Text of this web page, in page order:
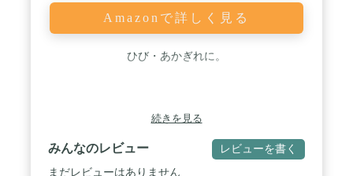
Amazonで詳しく見る
ひび・あかぎれに。
続きを見る
みんなのレビュー レビューを書く
まだレビューはありません